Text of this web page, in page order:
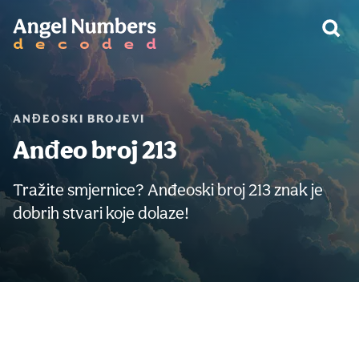
ANĐEOSKI BROJEVI
Anđeo broj 213
Tražite smjernice? Anđeoski broj 213 znak je
dobrih stvari koje dolaze!
UPOZORENJE: